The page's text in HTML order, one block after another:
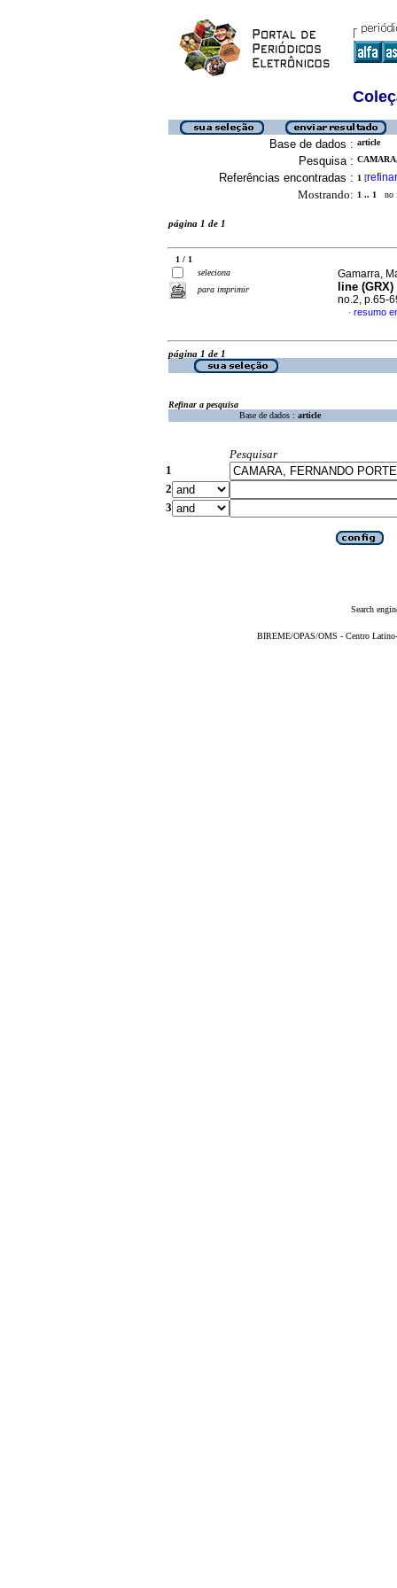
Base de dados : article
Pesquisa :
Referências encontradas : 1 [refinar
Mostrando: 1 .. 1 no
página 1 de 1
1 / 1
seleciona
para imprimir
Gamarra,
line
no.2, p.65-
· resumo
página 1 de 1
Refinar a pesquisa
Base de dados : article
Pesquisar
1
2
3
Search
BIREME/OPAS/OMS - Centro Latino-